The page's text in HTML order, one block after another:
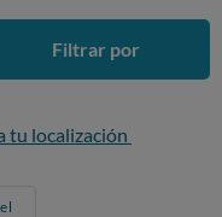
Filtrar por
tu localización